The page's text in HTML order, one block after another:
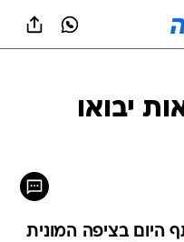
יבואו
היום בציפה המונית